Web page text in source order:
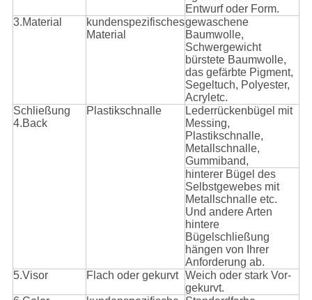
Entwurf oder Form.
3.Material
kundenspezifisches
Material
gewaschene
Baumwolle,
Schwergewicht
bürstete Baumwolle,
das gefärbte Pigment,
Segeltuch, Polyester,
Acryletc.
Schließung
4.Back
Plastikschnalle
Lederrückenbügel mit
Messing,
Plastikschnalle,
Metallschnalle,
Gummiband,
hinterer Bügel des
Selbstgewebes mit
Metallschnalle etc.
Und andere Arten
hintere
Bügelschließung
hängen von Ihrer
Anforderung ab.
5.Visor
Flach oder gekurvt Weich oder stark Vor-
gekurvt.